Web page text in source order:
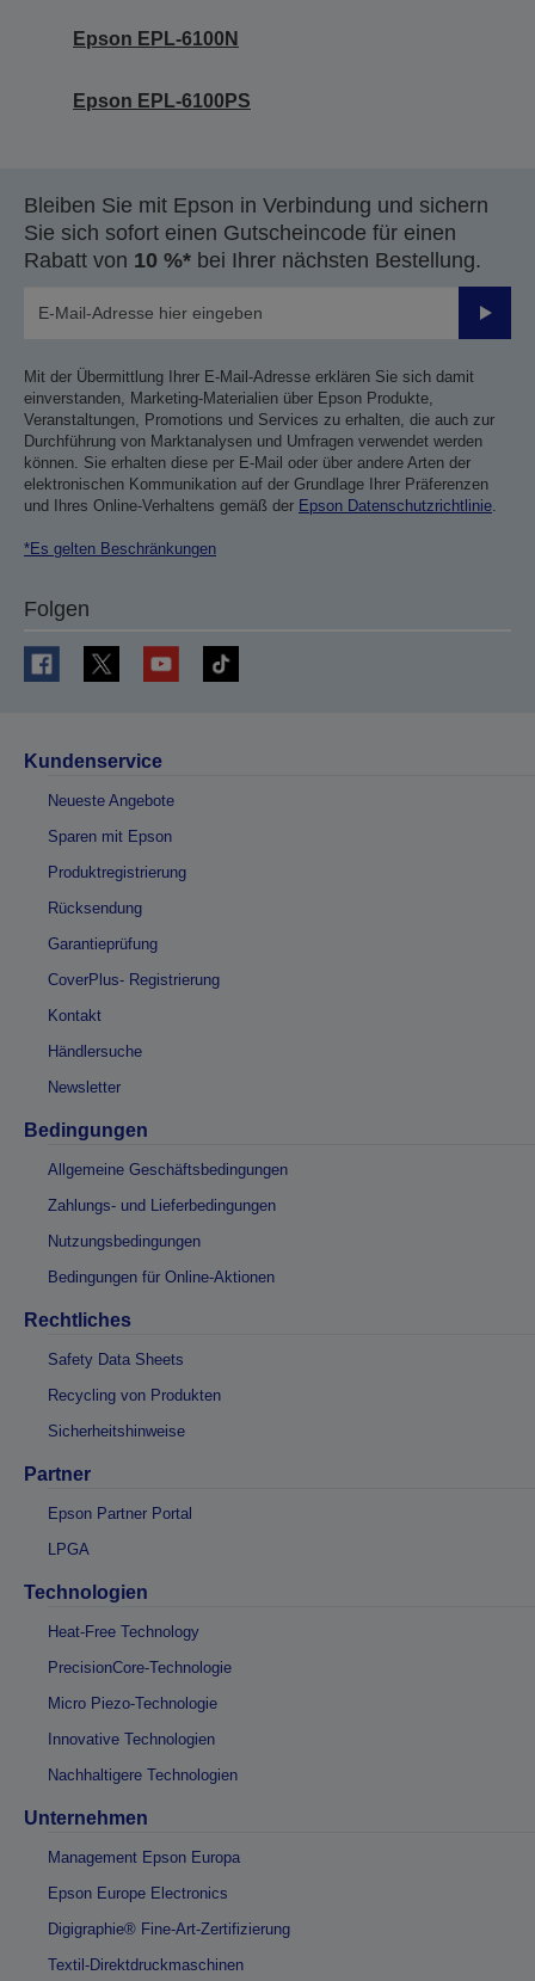
Epson EPL-6100N
Epson EPL-6100PS
Bleiben Sie mit Epson in Verbindung und sichern
Sie sich sofort einen Gutscheincode für einen
Rabatt von 10 %* bei Ihrer nächsten Bestellung.
Mit der Übermittlung Ihrer E-Mail-Adresse erklären Sie sich damit
einverstanden, Marketing-Materialien über Epson Produkte,
Veranstaltungen, Promotions und Services zu erhalten, die auch zur
Durchführung von Marktanalysen und Umfragen verwendet werden
können. Sie erhalten diese per E-Mail oder über andere Arten der
elektronischen Kommunikation auf der Grundlage Ihrer Präferenzen
und Ihres Online-Verhaltens gemäß der Epson Datenschutzrichtlinie.
*Es gelten Beschränkungen
Folgen
Kundenservice
Neueste Angebote
Sparen mit Epson
Produktregistrierung
Rücksendung
Garantieprüfung
CoverPlus- Registrierung
Kontakt
Händlersuche
Newsletter
Bedingungen
Allgemeine Geschäftsbedingungen
Zahlungs- und Lieferbedingungen
Nutzungsbedingungen
Bedingungen für Online-Aktionen
Rechtliches
Safety Data Sheets
Recycling von Produkten
Sicherheitshinweise
Partner
Epson Partner Portal
LPGA
Technologien
Heat-Free Technology
PrecisionCore-Technologie
Micro Piezo-Technologie
Innovative Technologien
Nachhaltigere Technologien
Unternehmen
Management Epson Europa
Epson Europe Electronics
Digigraphie® Fine-Art-Zertifizierung
Textil-Direktdruckmaschinen